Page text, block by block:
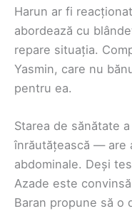
Harun ar fi
abordează cu
repare situația.
Yasmin, care nu
pentru ea.
Starea de sănătate
înrăutățească — are
abdominale. Deși
Azade este
Baran propune să o